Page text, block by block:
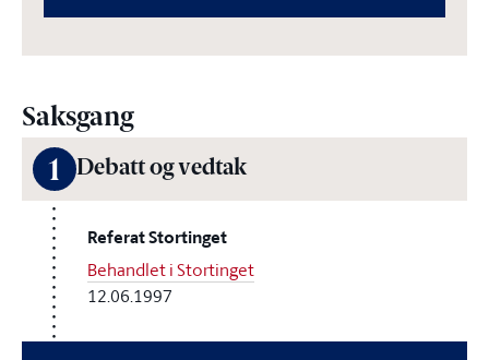
Saksgang
1 Debatt og vedtak
Referat Stortinget
Behandlet i Stortinget
12.06.1997